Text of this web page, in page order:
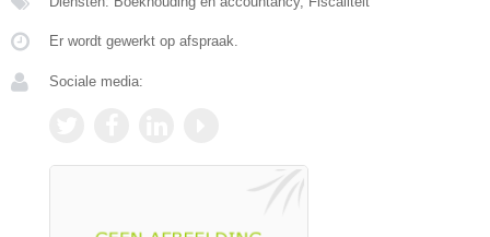
Er wordt gewerkt op afspraak.
Sociale media: